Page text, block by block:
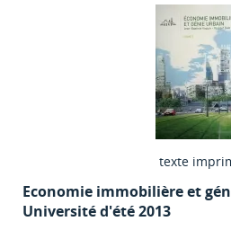
texte
Economie immobilière et
Université d'été 2013